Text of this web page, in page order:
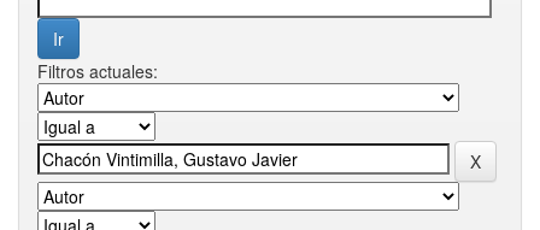
Filtros actuales: